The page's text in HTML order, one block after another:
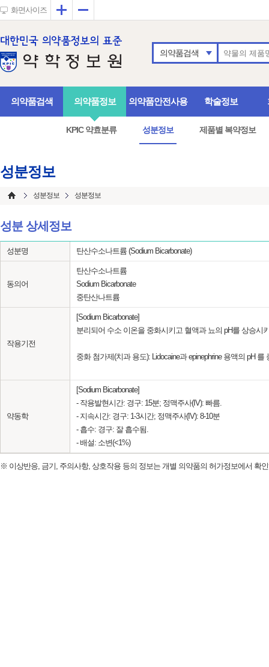
화면사이즈 확대
의약품검색
의약품검색 의약품정보
KPIC 약효분류 성분정보 제품별 복약정보
의약품안전사용 학술정보
성분정보
성분정보 성분정보
성분 상세정보
성분명 탄산수소나트륨 (Sodium Bicarbonate)
동의어
탄산수소나트륨
Sodium Bicarbonate
중탄산나트륨
작용기전
[Sodium Bicarbonate]
분리되어 수소 이온을 중화시키고 혈액과 뇨의 pH를 상승시
중화 첨가제(치과 용도): Lidocaine과 epinephrine 용액의 pH
약동학
[Sodium Bicarbonate]
- 작용발현시간: 경구: 15분; 정맥주사(IV): 빠름.
- 지속시간: 경구: 1-3시간; 정맥주사(IV): 8-10분
- 흡수: 경구: 잘 흡수됨.
- 배설: 소변(<1%)
※ 이상반응, 금기, 주의사항, 상호작용 등의 정보는 개별 의약품의 허가정보에서 확